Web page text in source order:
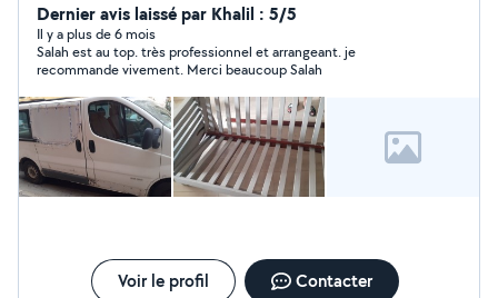
Dernier avis laissé par Khalil : 5/5
Il y a plus de 6 mois
Salah est au top. très professionnel et arrangeant. je
recommande vivement. Merci beaucoup Salah
Voir le profil Contacter